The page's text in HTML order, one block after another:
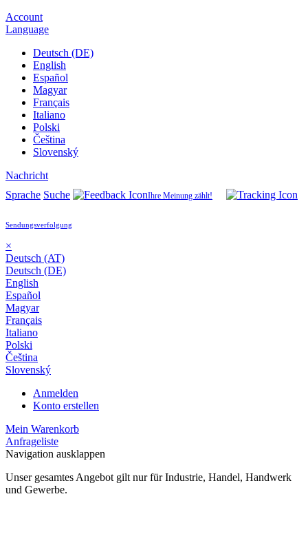
Account
Language
Deutsch (DE)
English
Español
Magyar
Français
Italiano
Polski
Čeština
Slovenský
Nachricht
Sprache Suche Ihre Meinung zählt!
Sendungsverfolgung
×
Deutsch (AT)
Deutsch (DE)
English
Español
Magyar
Français
Italiano
Polski
Čeština
Slovenský
Anmelden
Konto erstellen
Mein Warenkorb
Anfrageliste
Navigation ausklappen
Unser gesamtes Angebot gilt nur für Industrie, Handel, Handwerk
und Gewerbe.